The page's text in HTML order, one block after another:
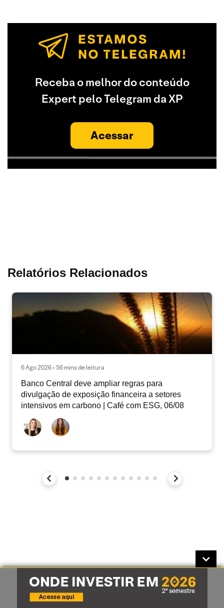
Receba o melhor do conteúdo
Expert pelo Telegram da XP
Acessar
Relatórios Relacionados
6 Ago 2026 • 56 mins de leitura
Banco Central deve ampliar regras para
divulgação de exposição financeira a setores
intensivos em carbono | Café com ESG, 06/08